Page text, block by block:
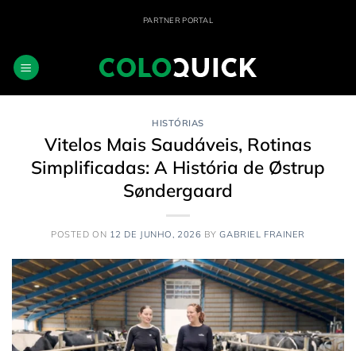
PARTNER PORTAL
HISTÓRIAS
Vitelos Mais Saudáveis, Rotinas
Simplificadas: A História de Østrup
Søndergaard
POSTED ON 12 DE JUNHO, 2026 BYGABRIEL FRAINER